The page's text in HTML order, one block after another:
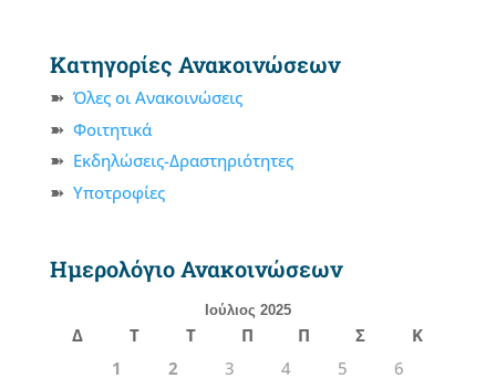
Κατηγορίες Ανακοινώσεων
Όλες οι Ανακοινώσεις
Φοιτητικά
Εκδηλώσεις-Δραστηριότητες
Υποτροφίες
Ημερολόγιο Ανακοινώσεων
Ιούλιος 2025
Δ Τ Τ Π Π Σ
Κ
1
2 3 4 5
6